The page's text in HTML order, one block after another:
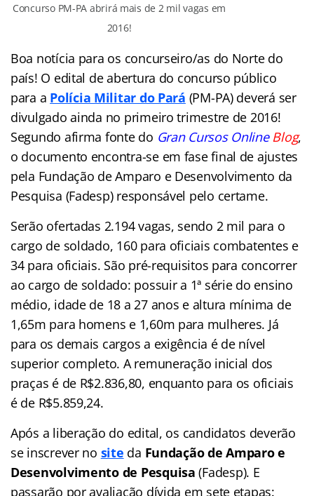
Concurso PM-PA abrirá mais de 2 mil vagas em
2016!
Boa notícia para os concurseiro/as do Norte do
país! O edital de abertura do concurso público
para a Polícia Militar do Pará (PM-PA) deverá ser
divulgado ainda no primeiro trimestre de 2016!
Segundo afirma fonte do Gran Cursos OnlineBlog,
o documento encontra-se em fase final de ajustes
pela Fundação de Amparo e Desenvolvimento da
Pesquisa (Fadesp) responsável pelo certame.
Serão ofertadas 2.194 vagas, sendo 2 mil para o
cargo de soldado, 160 para oficiais combatentes e
34 para oficiais. São pré-requisitos para concorrer
ao cargo de soldado: possuir a 1ª série do ensino
médio, idade de 18 a 27 anos e altura mínima de
1,65m para homens e 1,60m para mulheres. Já
para os demais cargos a exigência é de nível
superior completo. A remuneração inicial dos
praças é de R$2.836,80, enquanto para os oficiais
é de R$5.859,24.
Após a liberação do edital, os candidatos deverão
se inscrever no site da Fundação de Amparo e
Desenvolvimento de Pesquisa (Fadesp). E
passarão por avaliação dívida em sete etapas: